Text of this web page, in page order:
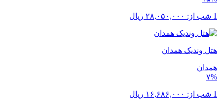
1 شب از: ۲۸,۰۵۰,۰۰۰ ریال
هتل وندیک همدان
همدان
۷%
1 شب از: ۱۶,۶۸۶,۰۰۰ ریال